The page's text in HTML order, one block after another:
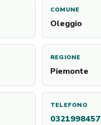
COMUNE
Oleggio
REGIONE
Piemonte
TELEFONO
0321998457